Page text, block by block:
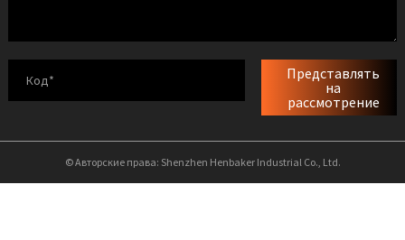
Представлять
на
рассмотрение
© Авторские права: Shenzhen Henbaker Industrial Co., Ltd.